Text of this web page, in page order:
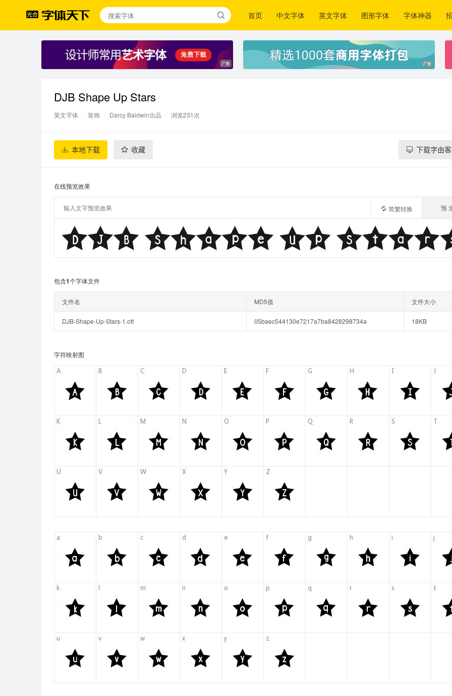
首页 中文字体 英文字体 图形字体 字体神器
DJB Shape Up Stars
英文字体 装饰 Darcy Baldwin出品 浏览231次
本地下载 收藏 下载字由
在线预览效果
预
简繁转换
包含1个字体文件
文件名 MD5值 文件大小
DJB-Shape-Up-Stars-1.otf 05baec544130e7217a7ba8428298734a 18KB
字符映射图